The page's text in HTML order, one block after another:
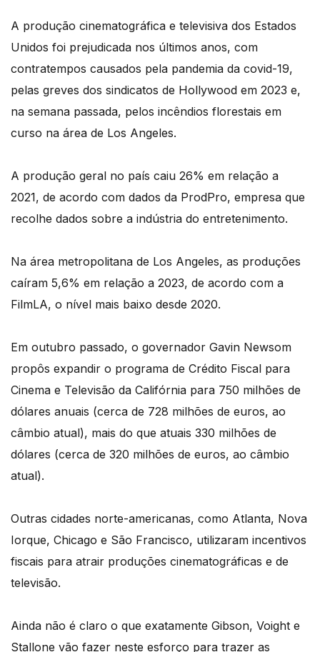
A produção cinematográfica e televisiva dos Estados
Unidos foi prejudicada nos últimos anos, com
contratempos causados pela pandemia da covid-19,
pelas greves dos sindicatos de Hollywood em 2023 e,
na semana passada, pelos incêndios florestais em
curso na área de Los Angeles.
A produção geral no país caiu 26% em relação a
2021, de acordo com dados da ProdPro, empresa que
recolhe dados sobre a indústria do entretenimento.
Na área metropolitana de Los Angeles, as produções
caíram 5,6% em relação a 2023, de acordo com a
FilmLA, o nível mais baixo desde 2020.
Em outubro passado, o governador Gavin Newsom
propôs expandir o programa de Crédito Fiscal para
Cinema e Televisão da Califórnia para 750 milhões de
dólares anuais (cerca de 728 milhões de euros, ao
câmbio atual), mais do que atuais 330 milhões de
dólares (cerca de 320 milhões de euros, ao câmbio
atual).
Outras cidades norte-americanas, como Atlanta, Nova
Iorque, Chicago e São Francisco, utilizaram incentivos
fiscais para atrair produções cinematográficas e de
televisão.
Ainda não é claro o que exatamente Gibson, Voight e
Stallone vão fazer neste esforço para trazer as